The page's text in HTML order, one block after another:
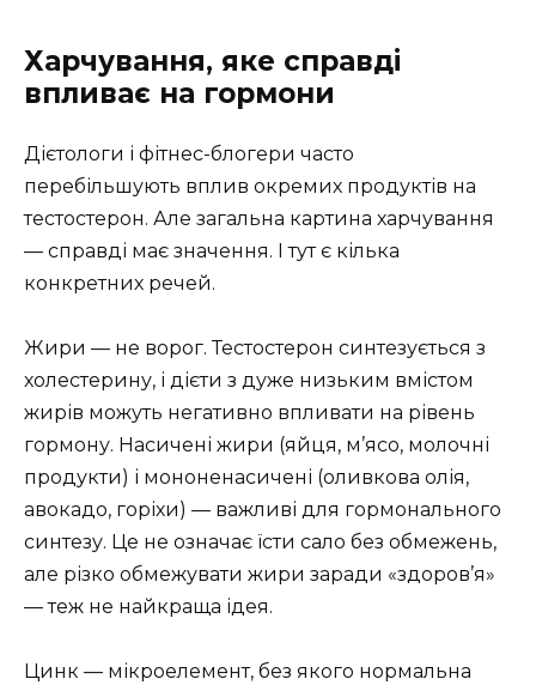
Харчування, яке справді
впливає на гормони
Дієтологи і фітнес-блогери часто
перебільшують вплив окремих продуктів на
тестостерон. Але загальна картина харчування
— справді має значення. І тут є кілька
конкретних речей.
Жири — не ворог. Тестостерон синтезується з
холестерину, і дієти з дуже низьким вмістом
жирів можуть негативно впливати на рівень
гормону. Насичені жири (яйця, м’ясо, молочні
продукти) і мононенасичені (оливкова олія,
авокадо, горіхи) — важливі для гормонального
синтезу. Це не означає їсти сало без обмежень,
але різко обмежувати жири заради «здоров’я»
— теж не найкраща ідея.
Цинк — мікроелемент, без якого нормальна